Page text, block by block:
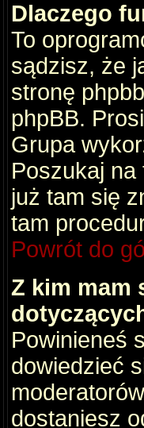
Dlaczego
To
sądzisz, że
stronę
phpBB.
Grupa
Poszukaj
już tam się
tam
Powrót do
Z kim mam
Powinieneś
dowiedzieć
dostaniesz